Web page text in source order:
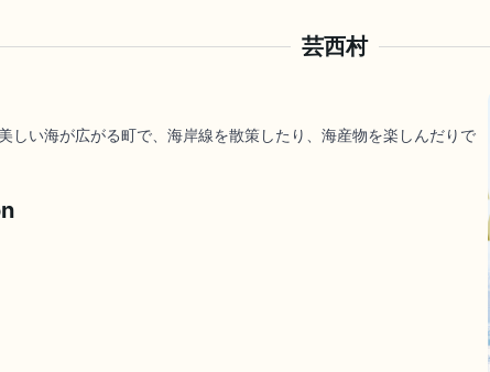
芸西村
しい海が広がる町で、海岸線を散策したり、海産物を楽しんだりで